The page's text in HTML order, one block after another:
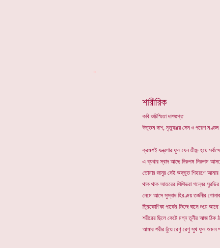
শারীরিক
কবি শুচিস্মিতা দাশগুপ্ত
উত্তম দাশ, মৃত্যুঞ্জয় সেন ও পরেশ মণ্ডল
ক্রমশই যন্ত্রণার ফুল যেন তীক্ষ্ণ হয়ে
এ ব্যথার স্বাদ আছে নিরুপম নিরুপম
তোমার জানুর সেই অদ্ভুত শিহরণে আমার
থাক থাক আতরের শিশিভরা গন্ধের সুরভির
নেমে আসে সুস্বাদ হিরণ্ময় তর্জনীর
ত্রিকোণিকা পার্কের ভিজে ঘাসে শুয়ে
শরীরের ছিলে কেটে মগ্ন তূনীর আজ ঠিক
আমার শরীর চুঁয়ে রেণু রেণু সুখ ফুল অমল